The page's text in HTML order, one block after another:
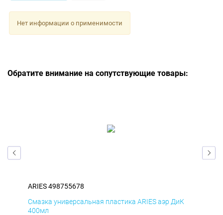
Нет информации о применимости
Обратите внимание на сопутствующие товары:
ARIES 498755678
Смазка универсальная пластика ARIES аэр ДиК
400мл